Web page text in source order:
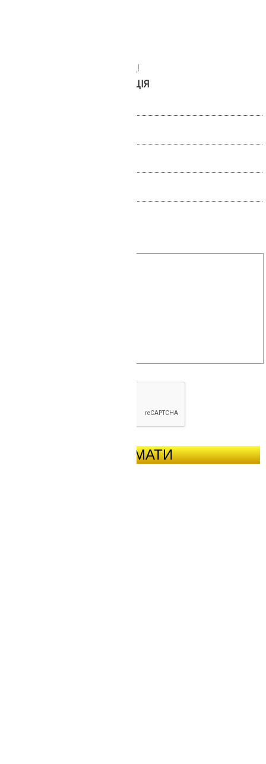
Передзвонюємо за 30 секунд!
БЕЗКОШТОВНА КОНСУЛЬТАЦІЯ
ОТРИМАТИ